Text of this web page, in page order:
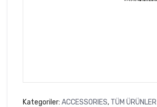
Kategoriler: ACCESSORIES, TÜM ÜRÜNLER